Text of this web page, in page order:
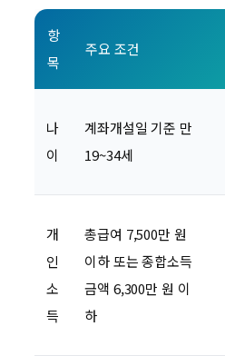
항
목
주요 조건
나
이
계좌개설일 기준 만
19~34세
개
인
소
득
총급여 7,500만 원
이하 또는 종합소득
금액 6,300만 원 이
하